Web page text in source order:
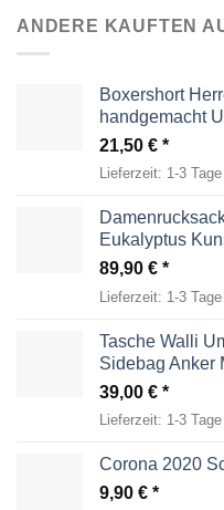
ANDERE KAUFTEN
Boxershort
handgemacht
21,50 €
Lieferzeit: 1-3 Tage
Eukalyptus
89,90 €
Lieferzeit: 1-3 Tage
Tasche Walli
Sidebag Anker
39,00 €
Lieferzeit: 1-3 Tage
Corona 2020
9,90 €